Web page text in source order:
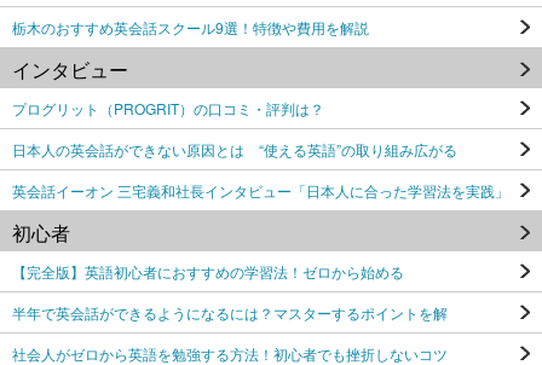
栃木のおすすめ英会話スクール9選！特徴や費用を解説
インタビュー
プログリット（PROGRIT）の口コミ・評判は？
日本人の英会話ができない原因とは “使える英語”の取り組み広がる
英会話イーオン 三宅義和社長インタビュー「日本人に合った学習法を実践」
初心者
【完全版】英語初心者におすすめの学習法！ゼロから始める
半年で英会話ができるようになるには？マスターするポイントを解
社会人がゼロから英語を勉強する方法！初心者でも挫折しないコツ